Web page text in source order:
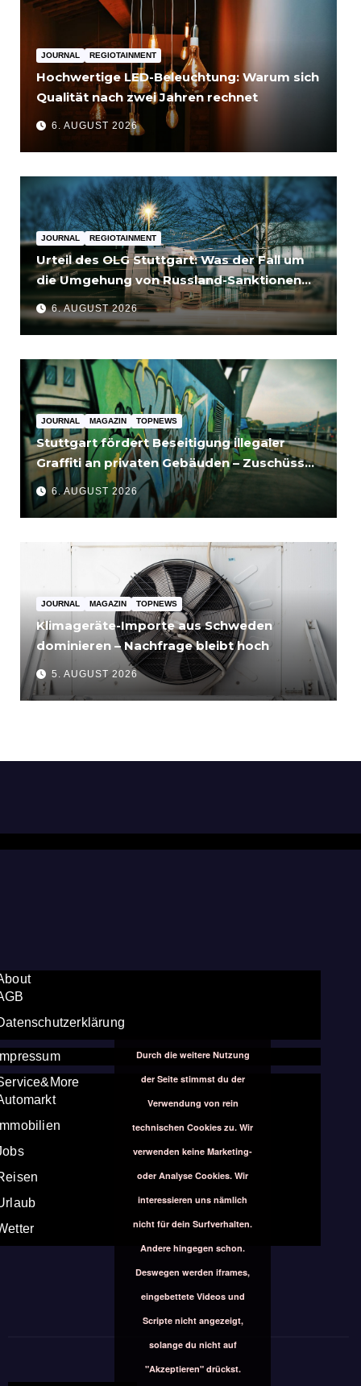
JOURNAL REGIOTAINMENT
Hochwertige LED-Beleuchtung: Warum sich
Qualität nach zwei Jahren rechnet
6. AUGUST 2026
JOURNAL REGIOTAINMENT
Urteil des OLG Stuttgart: Was der Fall um
die Umgehung von Russland-Sanktionen
für Unternehmen bedeutet
6. AUGUST 2026
JOURNAL MAGAZIN TOPNEWS
Stuttgart fördert Beseitigung illegaler
Graffiti an privaten Gebäuden – Zuschüsse
bis 3.500 Euro
6. AUGUST 2026
JOURNAL MAGAZIN TOPNEWS
Klimageräte-Importe aus Schweden
dominieren – Nachfrage bleibt hoch
5. AUGUST 2026
Durch die weitere Nutzung
der Seite stimmst du der
Verwendung von rein
technischen Cookies zu. Wir
verwenden keine Marketing-
oder Analyse Cookies. Wir
interessieren uns nämlich
nicht für dein Surfverhalten.
Andere hingegen schon.
Deswegen werden iframes,
eingebettete Videos und
Scripte nicht angezeigt,
solange du nicht auf
"Akzeptieren" drückst.